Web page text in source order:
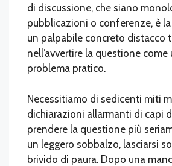
di discussione, che siano
pubblicazioni o conferenze, è
un palpabile concreto distacco
nell’avvertire la questione
problema pratico.
Necessitiamo di sedicenti miti
dichiarazioni allarmanti di capi
prendere la questione più
un leggero sobbalzo, lasciarsi
brivido di paura. Dopo una